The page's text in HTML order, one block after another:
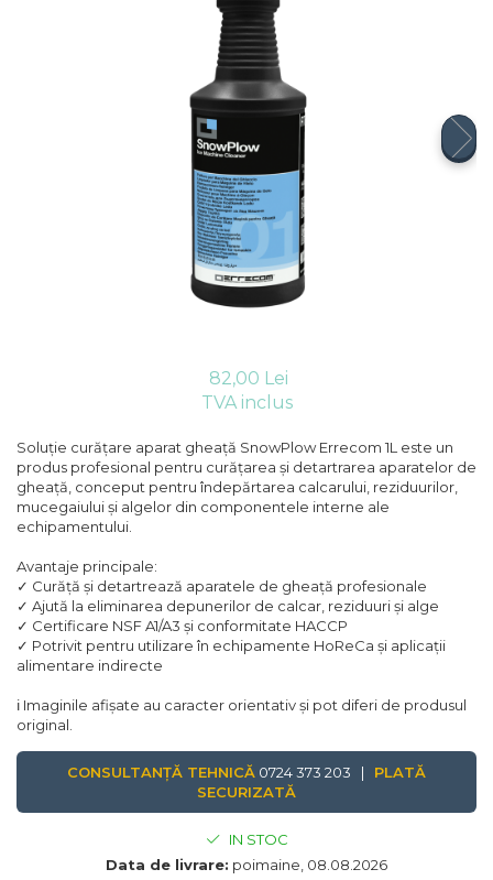
Compresoare Cubigel R404a
82,00 Lei
TVA inclus
Soluție curățare aparat gheață SnowPlow Errecom 1L este un
produs profesional pentru curățarea și detartrarea aparatelor de
gheață, conceput pentru îndepărtarea calcarului, reziduurilor,
mucegaiului și algelor din componentele interne ale
echipamentului.
Avantaje principale:
✓ Curăță și detartrează aparatele de gheață profesionale
✓ Ajută la eliminarea depunerilor de calcar, reziduuri și alge
✓ Certificare NSF A1/A3 și conformitate HACCP
✓ Potrivit pentru utilizare în echipamente HoReCa și aplicații
alimentare indirecte
ℹ️ Imaginile afișate au caracter orientativ și pot diferi de produsul
original.
CONSULTANȚĂ TEHNICĂ 0724 373 203 | PLATĂ
SECURIZATĂ
IN STOC
Data de livrare: poimaine, 08.08.2026